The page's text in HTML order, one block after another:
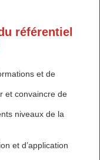
référentiel
et de
et convaincre de
niveaux de la
et d’application